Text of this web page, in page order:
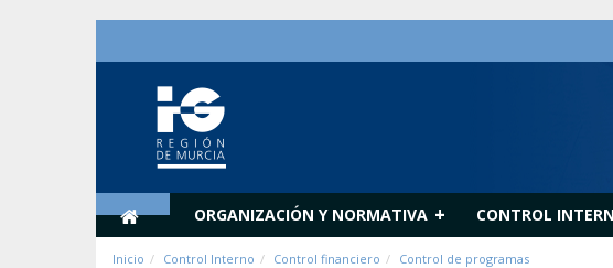
ORGANIZACIÓN Y NORMATIVA + CONTROL
Inicio Control Interno Control financiero Control de programas